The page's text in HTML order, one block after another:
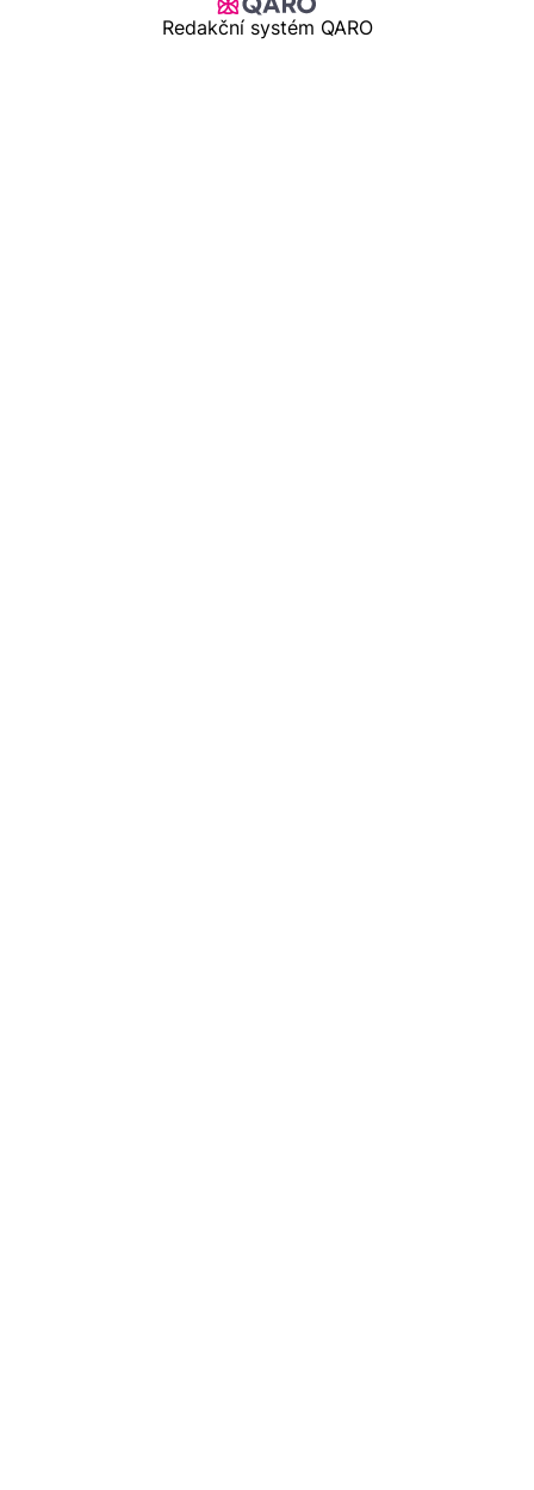
Redakční systém QARO